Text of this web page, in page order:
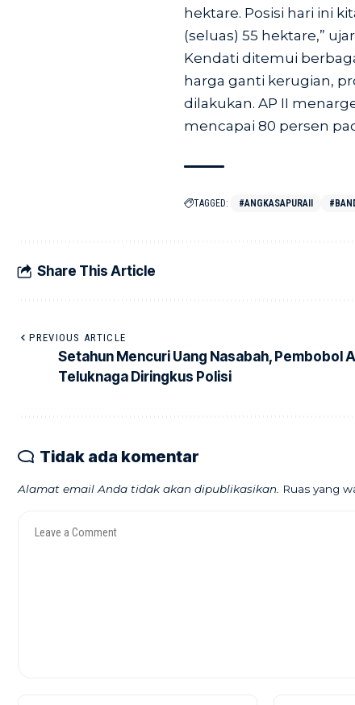
hektare. Posisi hari ini
(seluas) 55 hektare,”
Kendati ditemui
harga ganti kerugian,
dilakukan. AP II
mencapai 80 persen
TAGGED: #ANGKASAPURAII
Share This Article
PREVIOUS ARTICLE
Setahun Mencuri Uang Nasabah, Pembobol
Teluknaga Diringkus Polisi
Tidak ada komentar
Alamat email Anda tidak akan dipublikasikan. Ruas yang